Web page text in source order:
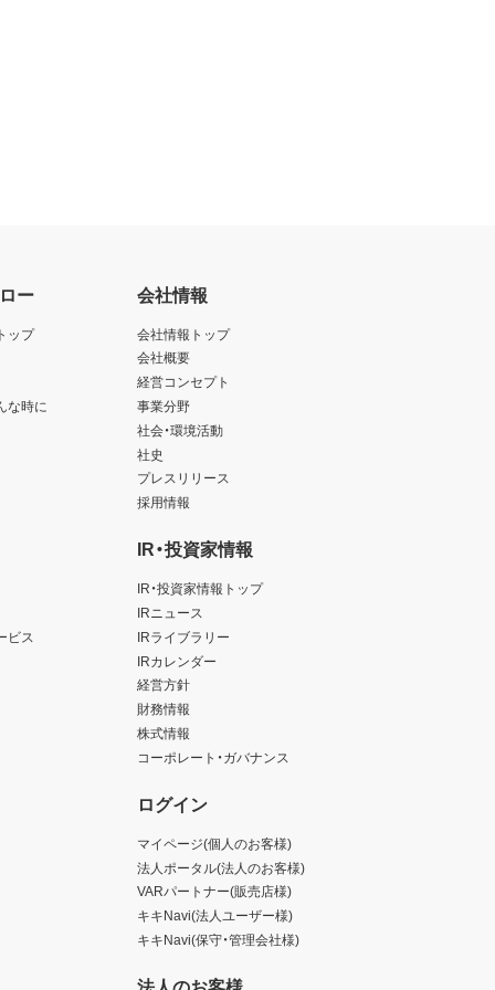
ー
ップ
な時に
ビス
会社情報
会社情報トップ
会社概要
経営コンセプト
事業分野
社会・環境活動
社史
プレスリリース
採用情報
IR・投資家情報
IR・投資家情報トップ
IRニュース
IRライブラリー
IRカレンダー
経営方針
財務情報
株式情報
コーポレート・ガバナンス
ログイン
マイページ(個人のお客様)
法人ポータル(法人のお客様)
VARパートナー(販売店様)
キキNavi(法人ユーザー様)
キキNavi(保守・管理会社様)